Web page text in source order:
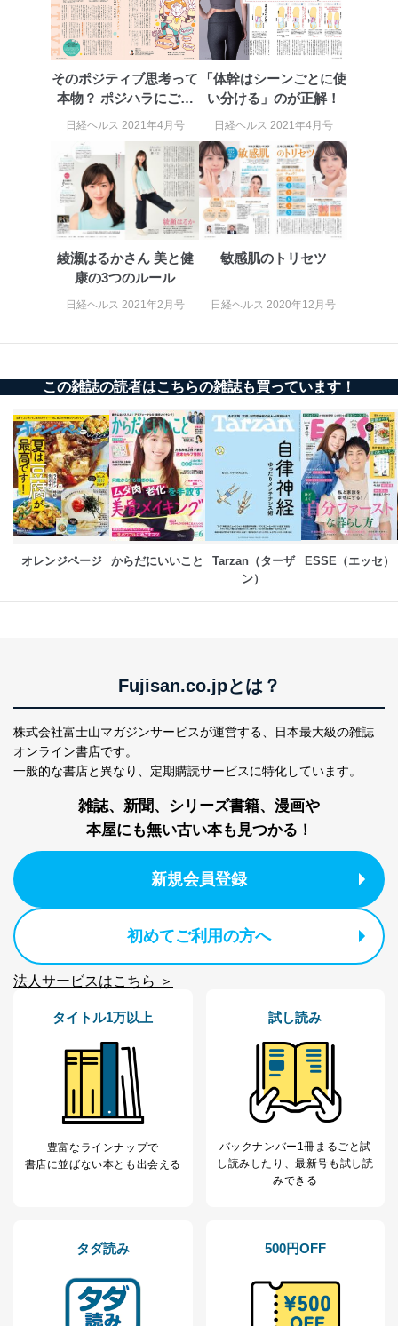
応じた新商品・サービスに関する
広告のため
当社にお問合わせ
人情報
お問い合わせ対応、トラブル対
質向上のため
当社カスタマーQ＆
Aサービス利用者
カスタマーQ＆Aサイトの投稿内容
の確認のため
ｅメール等によるカスタマーQ＆A
サイトのサービス内容のご案内の
ため
ｅメール等による商品、サービ
ス、キャンペーン等の広告に関す
るご案内のため
採用応募者の方の
個人情報
当社の従業者の個
人情報
人事、総務などの雇用管理等のた
め
6
パートナー（提携
個人情報
購入商品配送のため
に関するご案内のため
7
SNS公式アカウン
トに登録された方
の個人情報
当社のサービス利用状況の把握お
よびその分析のため
お問い合わせ対応、トラブル対
処、オペレーター教育など応対品
質向上のため
その他当社のプライバシーポリシ
ー等にて公表する利用目的達成の
ため
ータ（開示対象個人情報）の利用目的であり、下記4.の
開示等のご請求に対応させていただきます。
なお、6、7については、パートナー（提携企業）様又は
当社は、取得した個人情報を適切に管理し､あらかじめ
ません。ただし、次の場合は除きます。
法令に基づく場合
人の生命､身体または財産の保護のために必要がある
き。
公衆衛生の向上または児童の健全な育成の推進のため
に特に必要がある場合であって、本人の同意を得るこ
国の機関もしくは地方公共団体またはその委託を受け
た者が法令の定める事務を遂行することに対して協力
する必要がある場合であって、本人の同意を得ること
により当該事務の遂行に支障を及ぼすおそれがあると
だ企業に、業務の一部として個人情報の取扱いを委
託・提供する場合、その業務に必要な範囲で委託・提
供先企業に個人情報を開示することがあります。
委託・提供先企業は具体的には以下のような企業です
が、これらに限りません。
委託先：カスタマーサポート支援会社 、クレジッ
トカード決済などの決済代行・料金回収会社、広
告配信サービス会社
提供先：出版社、出版物発売元、卸売会社、販売
店など商品の供給者、梱包会社、配送会社、新聞
販売店などの梱包・配送・配達会社
４．開示対象個人情報の「開示」「訂正」等の請求につ
の通知を求められた場合には、遅滞なくこれに応じま
す。ただし、以下①～④のいずれかに該当する場合は、
利用目的の通知を行なうことはできません。そのとき
は、本人に遅滞無くその旨を通知するとともに、理由を
説明させていただきます。
そのポジティブ思考って
本物？ ポジハラにご用
心
日経ヘルス 2021年4月号
「体幹はシーンごとに使
い分ける」のが正解！
日経ヘルス 2021年4月号
綾瀬はるかさん 美と健
康の3つのルール
日経ヘルス 2021年2月号
敏感肌のトリセツ
日経ヘルス 2020年12月号
この雑誌の読者はこちらの雑誌も買っています！
オレンジページ からだにいいこと
Tarzan（ターザ
ン）
ESSE（エッセ）
Fujisan.co.jpとは？
株式会社富士山マガジンサービスが運営する、
日本最大級の雑誌
オンライン書店です。
一般的な書店と異なり、 定期購読サービスに特化しています。
雑誌、新聞、シリーズ書籍、漫画や
本屋にも無い古い本も見つかる！
新規会員登録
初めてご利用の方へ
法人サービスはこちら ＞
タイトル1万以上
豊富なラインナップで
書店に並ばない本とも出会える
試し読み
バックナンバー1冊まるごと試
し読み したり、最新号も試し読
みできる
タダ読み 500円OFF